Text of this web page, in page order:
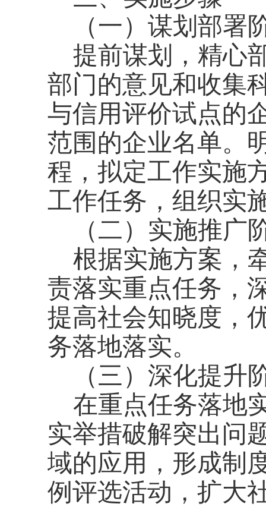
（一）谋划部署
提前谋划，精心
部门的意见和收集
与信用评价试点的
范围的企业名单。
程，拟定工作实施
工作任务，组织实
（二）实施推广
根据实施方案，
责落实重点任务，
提高社会知晓度，
务落地落实。
（三）深化提升
在重点任务落地
实举措破解突出问
域的应用，形成制
例评选活动，扩大